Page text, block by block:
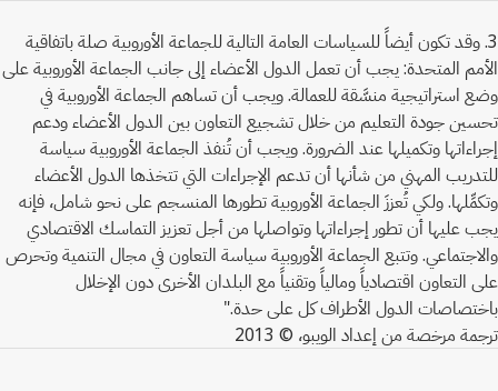
3. وقد تكون أيضاً للسياسات العامة التالية للجماعة الأوروبية صلة باتفاقية
الأمم المتحدة: يجب أن تعمل الدول الأعضاء إلى جانب الجماعة الأوروبية على
وضع استراتيجية منسَّقة للعمالة. ويجب أن تساهم الجماعة الأوروبية في
تحسين جودة التعليم من خلال تشجيع التعاون بين الدول الأعضاء ودعم
إجراءاتها وتكميلها عند الضرورة. ويجب أن تُنفذ الجماعة الأوروبية سياسة
للتدريب المهني من شأنها أن تدعم الإجراءات التي تتخذها الدول الأعضاء
وتكمِّلها. ولكي تُعززَ الجماعة الأوروبية تطورها المنسجم على نحو شامل، فإنه
يجب عليها أن تطور إجراءاتها وتواصلها من أجل تعزيز التماسك الاقتصادي
والاجتماعي. وتتبع الجماعة الأوروبية سياسة التعاون في مجال التنمية وتحرص
على التعاون اقتصادياً ومالياً وتقنياً مع البلدان الأخرى دون الإخلال
باختصاصات الدول الأطراف كل على حدة."
ترجمة مرخصة من إعداد الويبو، © 2013